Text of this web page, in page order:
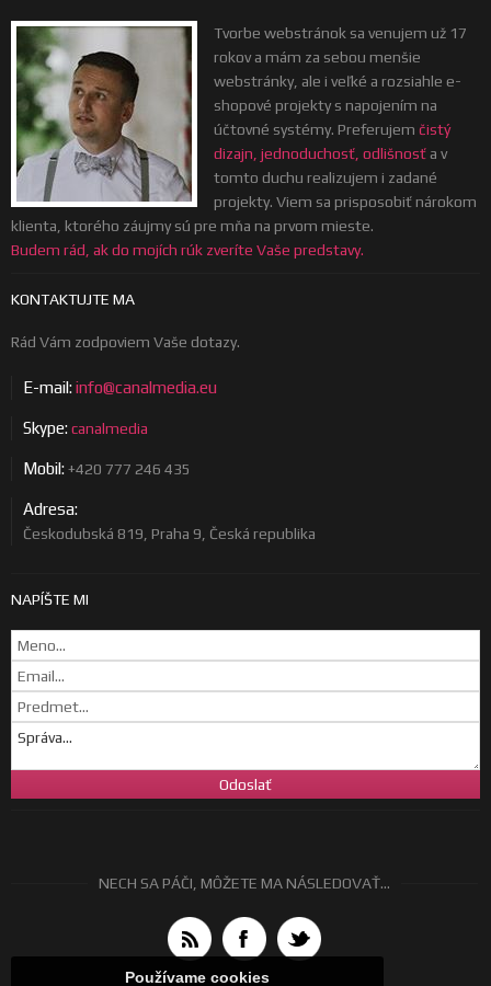
Tvorbe webstránok sa venujem už 17
rokov a mám za sebou menšie
webstránky, ale i veľké a rozsiahle e-
shopové projekty s napojením na
účtovné systémy. Preferujem čistý
dizajn, jednoduchosť, odlišnosť a v
tomto duchu realizujem i zadané
projekty. Viem sa prisposobiť nárokom
klienta, ktorého záujmy sú pre mňa na prvom mieste.
Budem rád, ak do mojích rúk zveríte Vaše predstavy.
KONTAKTUJTE MA
Rád Vám zodpoviem Vaše dotazy.
E-mail:info@canalmedia.eu
Skype:canalmedia
Mobil:+420 777 246 435
Adresa:
Českodubská 819, Praha 9, Česká republika
NAPÍŠTE MI
NECH SA PÁČI, MÔŽETE MA NÁSLEDOVAŤ...
Používame cookies